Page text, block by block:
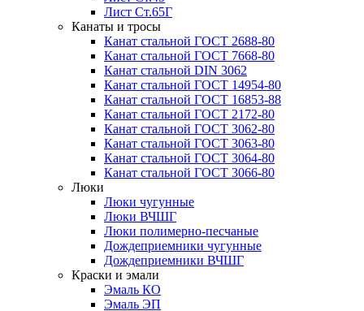
Лист Ст.65Г
Канаты и тросы
Канат стальной ГОСТ 2688-80
Канат стальной ГОСТ 7668-80
Канат стальной DIN 3062
Канат стальной ГОСТ 14954-80
Канат стальной ГОСТ 16853-88
Канат стальной ГОСТ 2172-80
Канат стальной ГОСТ 3062-80
Канат стальной ГОСТ 3063-80
Канат стальной ГОСТ 3064-80
Канат стальной ГОСТ 3066-80
Люки
Люки чугунные
Люки ВЧШГ
Люки полимерно-песчаные
Дождеприемники чугунные
Дождеприемники ВЧШГ
Краски и эмали
Эмаль КО
Эмаль ЭП